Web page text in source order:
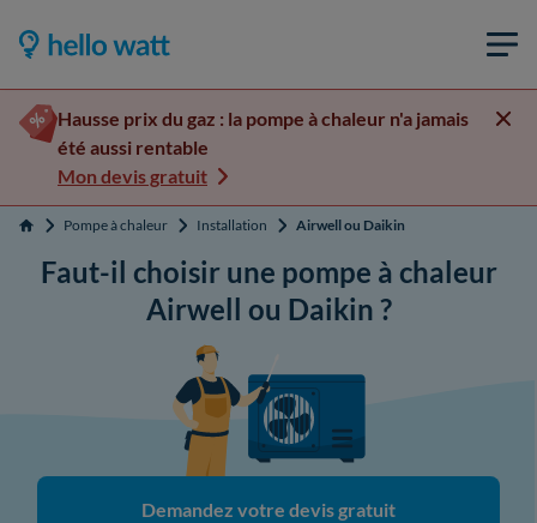
Hausse prix du gaz : la pompe à chaleur n'a jamais
été aussi rentable
Mon devis gratuit
Accueil Pompe à chaleur Installation Airwell ou Daikin
Faut-il choisir une pompe à chaleur
Airwell ou Daikin ?
Demandez votre devis gratuit